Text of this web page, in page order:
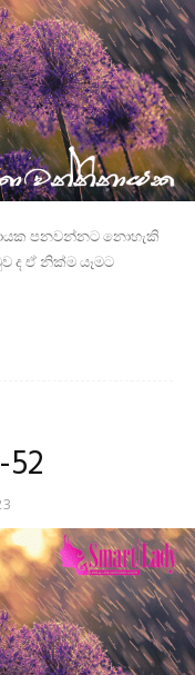
පනවන්නට නොහැකි
ද ඒ නික්ම යෑමට